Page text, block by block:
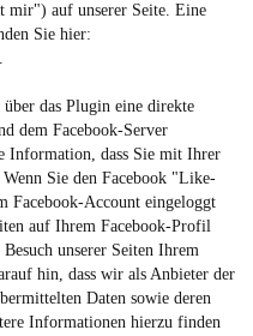
auf unserer Seite. Eine
Sie hier:
.
das Plugin eine direkte
dem Facebook-Server
Information, dass Sie mit Ihrer
Wenn Sie den Facebook "Like-
Facebook-Account eingeloggt
auf Ihrem Facebook-Profil
unserer Seiten Ihrem
hin, dass wir als Anbieter der
Daten sowie deren
Informationen hierzu finden